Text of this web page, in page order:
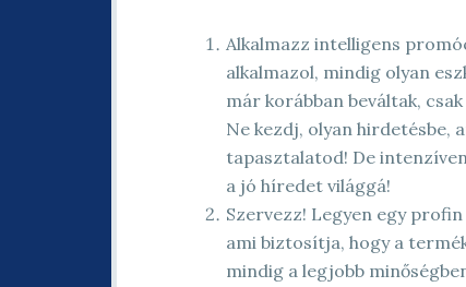
Alkalmazz intelligens
alkalmazol, mindig olyan
már korábban beváltak,
Ne kezdj, olyan hirdetésbe,
tapasztalatod! De
a jó híredet világgá!
Szervezz! Legyen egy
ami biztosítja, hogy a
mindig a legjobb